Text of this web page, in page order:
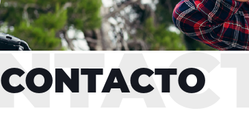
CONTACTO